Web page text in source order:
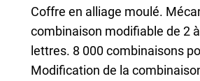
Coffre en alliage moulé.
combinaison modifiable de 2
lettres. 8 000 combinaisons
Modification de la